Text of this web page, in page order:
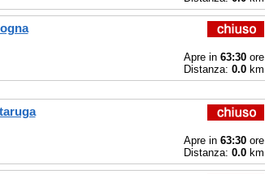
Apre in 63:30ore
Distanza: 0.0km
Apre in 63:30ore
Distanza: 0.0km